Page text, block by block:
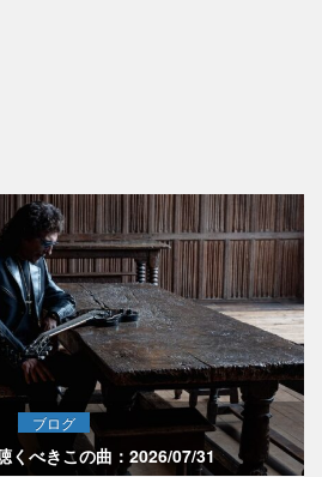
ブログ
くべきこの曲：2026/07/31